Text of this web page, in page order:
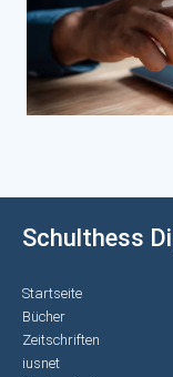
Schulthess
Startseite
Bücher
Zeitschriften
iusnet